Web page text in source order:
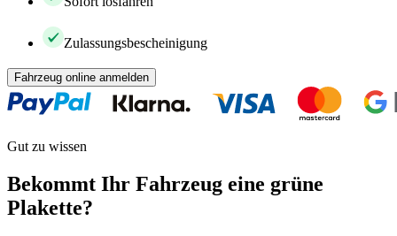
Zulassungsbescheinigung
Fahrzeug online anmelden
Gut zu wissen
Bekommt Ihr Fahrzeug eine grüne
Plakette?